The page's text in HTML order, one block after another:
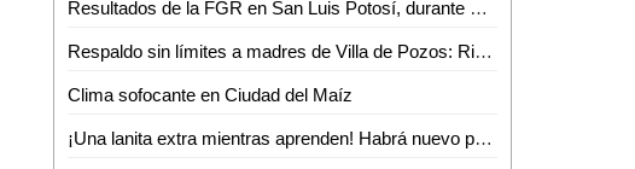
Resultados de la FGR en San Luis Potosí, durante el mes de abril de 2026
Respaldo sin límites a madres de Villa de Pozos: Ricardo Gallardo
Clima sofocante en Ciudad del Maíz
¡Una lanita extra mientras aprenden! Habrá nuevo programa de becas para jóvenes trabajadores en Valles